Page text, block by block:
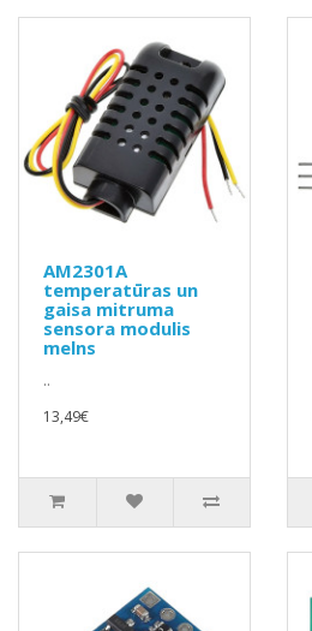
AM2301A
temperatūras un
gaisa mitruma
sensora modulis
melns
..
13,49€